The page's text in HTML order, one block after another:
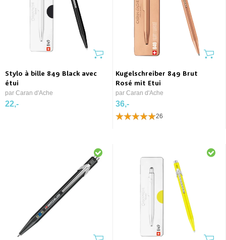
Stylo à bille 849 Black avec
étui
par Caran d'Ache
22,-
Kugelschreiber 849 Brut
Rosé mit Etui
par Caran d'Ache
36,-
26